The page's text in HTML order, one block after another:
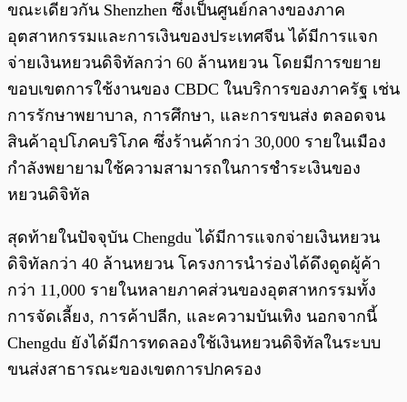
ขณะเดียวกัน Shenzhen ซึ่งเป็นศูนย์กลางของภาค
อุตสาหกรรมและการเงินของประเทศจีน ได้มีการแจก
จ่ายเงินหยวนดิจิทัลกว่า 60 ล้านหยวน โดยมีการขยาย
ขอบเขตการใช้งานของ CBDC ในบริการของภาครัฐ เช่น
การรักษาพยาบาล, การศึกษา, และการขนส่ง ตลอดจน
สินค้าอุปโภคบริโภค ซึ่งร้านค้ากว่า 30,000 รายในเมือง
กำลังพยายามใช้ความสามารถในการชำระเงินของ
หยวนดิจิทัล
สุดท้ายในปัจจุบัน Chengdu ได้มีการแจกจ่ายเงินหยวน
ดิจิทัลกว่า 40 ล้านหยวน โครงการนำร่องได้ดึงดูดผู้ค้า
กว่า 11,000 รายในหลายภาคส่วนของอุตสาหกรรมทั้ง
การจัดเลี้ยง, การค้าปลีก, และความบันเทิง นอกจากนี้
Chengdu ยังได้มีการทดลองใช้เงินหยวนดิจิทัลในระบบ
ขนส่งสาธารณะของเขตการปกครอง